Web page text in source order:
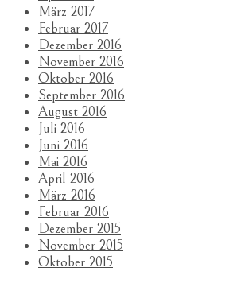
März 2017
Februar 2017
Dezember 2016
November 2016
Oktober 2016
September 2016
August 2016
Juli 2016
Juni 2016
Mai 2016
April 2016
März 2016
Februar 2016
Dezember 2015
November 2015
Oktober 2015